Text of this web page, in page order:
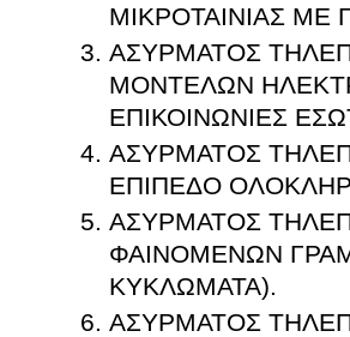
ΜΙΚΡΟΤΑΙΝΙΑΣ ΜΕ
ΑΣΥΡΜΑΤΟΣ
ΜΟΝΤΕΛΩΝ
ΕΠΙΚΟΙΝΩΝΙΕΣ
ΑΣΥΡΜΑΤΟΣ
ΕΠΙΠΕΔΟ
ΑΣΥΡΜΑΤΟΣ
ΦΑΙΝΟΜΕΝΩΝ
ΚΥΚΛΩΜΑΤΑ).
ΑΣΥΡΜΑΤΟΣ